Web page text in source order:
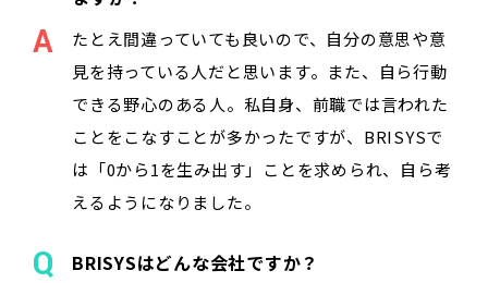
たとえ間違っていても良いので、自分の意思や意
見を持っている人だと思います。また、自ら行動
できる野心のある人。私自身、前職では言われた
ことをこなすことが多かったですが、BRISYSで
は「0から1を生み出す」ことを求められ、自ら考
えるようになりました。
BRISYSはどんな会社ですか？